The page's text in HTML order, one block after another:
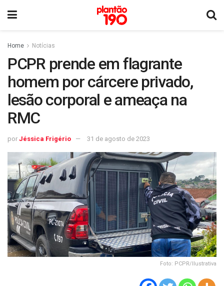
Home Notícias
PCPR prende em flagrante
homem por cárcere privado,
lesão corporal e ameaça na
RMC
por Jéssica Frigério 31 de agosto de 2023
Foto: PCPR/Ilustrativa